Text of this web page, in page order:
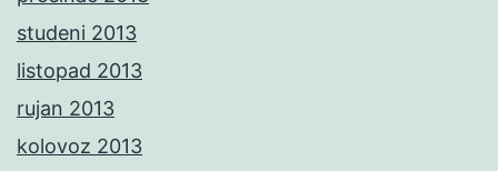
studeni 2013
listopad 2013
rujan 2013
kolovoz 2013